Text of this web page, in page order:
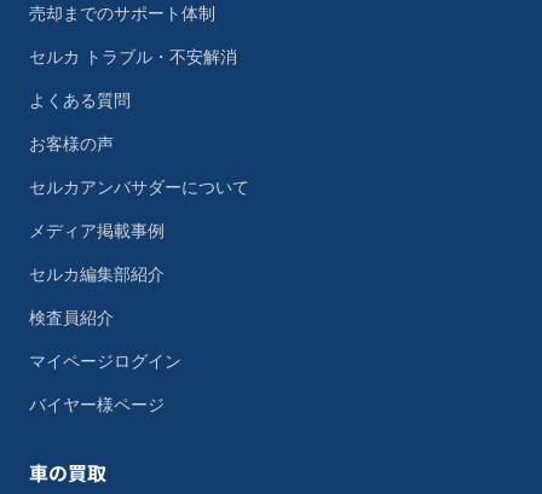
売却までのサポート体制
セルカ トラブル・不安解消
よくある質問
お客様の声
セルカアンバサダーについて
メディア掲載事例
セルカ編集部紹介
検査員紹介
マイページログイン
バイヤー様ページ
車の買取